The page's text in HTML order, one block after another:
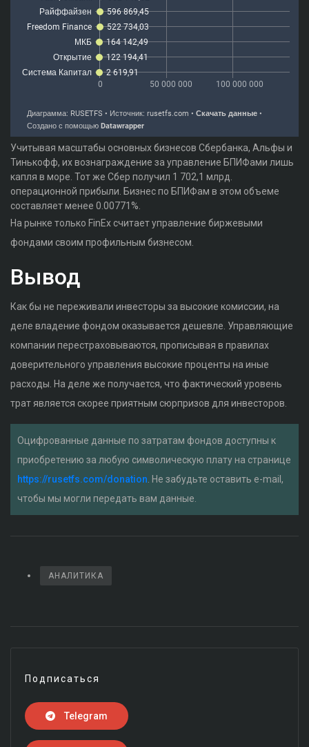
Учитывая масштабы основных бизнесов Сбербанка, Альфы и
Тинькофф, их вознаграждение за управление БПИФами лишь
капля в море. Тот же Сбер получил 1 702,1 млрд.
операционной прибыли. Бизнес по БПИФам в этом объеме
составляет менее 0.00771%.
На рынке только FinEx считает управление биржевыми
фондами своим профильным бизнесом.
Вывод
Как бы не переживали инвесторы за высокие комиссии, на
деле владение фондом оказывается дешевле. Управляющие
компании перестраховываются, прописывая в правилах
доверительного управления высокие проценты на иные
расходы. На деле же получается, что фактический уровень
трат является скорее приятным сюрпризов для инвесторов.
Оцифрованные данные по затратам фондов доступны к
приобретению за любую символическую плату на странице
https://rusetfs.com/donation . Не забудьте оставить e-mail,
чтобы мы могли передать вам данные.
АНАЛИТИКА
Подписаться
Telegram